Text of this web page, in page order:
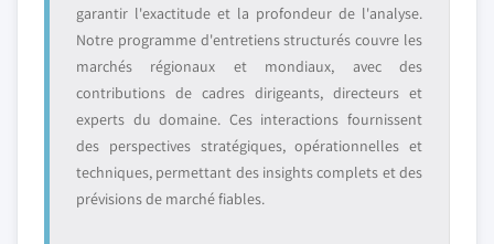
garantir l'exactitude et la profondeur de l'analyse.
Notre programme d'entretiens structurés couvre les
marchés régionaux et mondiaux, avec des
contributions de cadres dirigeants, directeurs et
experts du domaine. Ces interactions fournissent
des perspectives stratégiques, opérationnelles et
techniques, permettant des insights complets et des
prévisions de marché fiables.